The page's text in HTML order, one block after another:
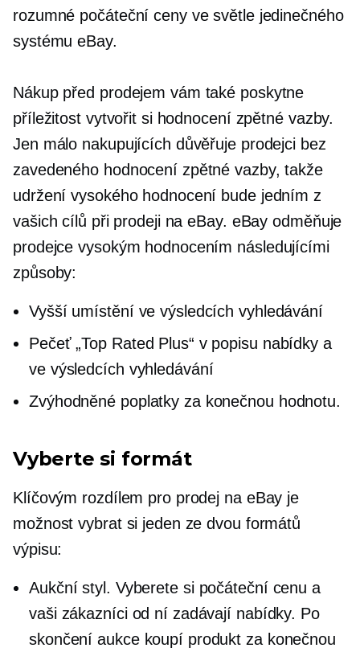
rozumné počáteční ceny ve světle jedinečného
systému eBay.
Nákup před prodejem vám také poskytne
příležitost vytvořit si hodnocení zpětné vazby.
Jen málo nakupujících důvěřuje prodejci bez
zavedeného hodnocení zpětné vazby, takže
udržení vysokého hodnocení bude jedním z
vašich cílů při prodeji na eBay. eBay odměňuje
prodejce vysokým hodnocením následujícími
způsoby:
Vyšší umístění ve výsledcích vyhledávání
Pečeť „Top Rated Plus“ v popisu nabídky a
ve výsledcích vyhledávání
Zvýhodněné poplatky za konečnou hodnotu.
Vyberte si formát
Klíčovým rozdílem pro prodej na eBay je
možnost vybrat si jeden ze dvou formátů
výpisu:
Aukční styl. Vyberete si počáteční cenu a
vaši zákazníci od ní zadávají nabídky. Po
skončení aukce koupí produkt za konečnou